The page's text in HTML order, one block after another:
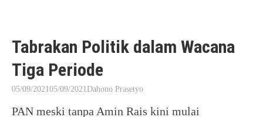
Tabrakan Politik dalam Wacana
Tiga Periode
05/09/202105/09/2021Dahono Prasetyo
PAN meski tanpa Amin Rais kini mulai